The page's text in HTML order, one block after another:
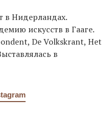
в Нидерландах.
искусств в Гааге.
De Volkskrant, Het
в